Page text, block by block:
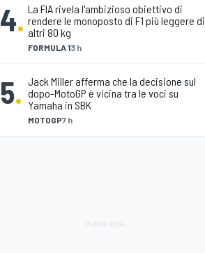
4.
FORMULA 13 h
La FIA rivela l'ambizioso obiettivo di
rendere le monoposto di F1 più leggere di
altri 80 kg
5.
MOTOGP7 h
Jack Miller afferma che la decisione sul
dopo-MotoGP è vicina tra le voci su
Yamaha in SBK